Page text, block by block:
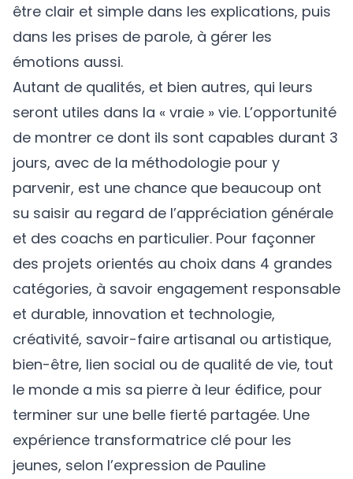
être clair et simple dans les explications, puis
dans les prises de parole, à gérer les
émotions aussi.
Autant de qualités, et bien autres, qui leurs
seront utiles dans la « vraie » vie. L’opportunité
de montrer ce dont ils sont capables durant 3
jours, avec de la méthodologie pour y
parvenir, est une chance que beaucoup ont
su saisir au regard de l’appréciation générale
et des coachs en particulier. Pour façonner
des projets orientés au choix dans 4 grandes
catégories, à savoir engagement responsable
et durable, innovation et technologie,
créativité, savoir-faire artisanal ou artistique,
bien-être, lien social ou de qualité de vie, tout
le monde a mis sa pierre à leur édifice, pour
terminer sur une belle fierté partagée. Une
expérience transformatrice clé pour les
jeunes, selon l’expression de Pauline